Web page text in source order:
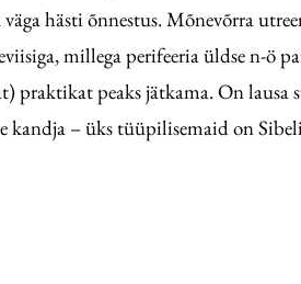
hästi õnnestus. Mõnevõrra
millega perifeeria üldse n-ö
praktikat peaks jätkama. On
kandja – üks tüüpilisemaid on